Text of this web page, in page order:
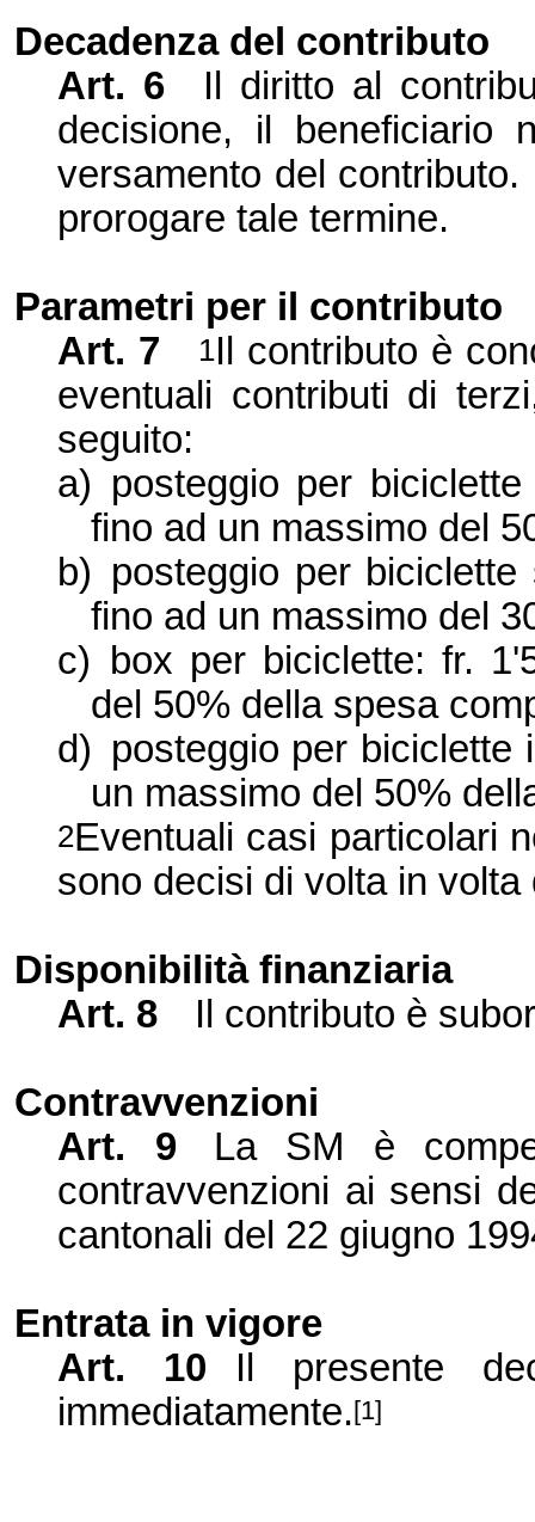
Decadenza del contributo
Art. 6
Il diritto al
decisione, il beneficiario
versamento del
prorogare tale termine.
Parametri per il contributo
Art. 7
1Il contributo è
eventuali contributi di
seguito:
a) posteggio per
fino ad un massimo del
b) posteggio per
fino ad un massimo del
c)
box per biciclette: fr.
del 50% della spesa
d) posteggio per biciclette
un massimo del 50%
2Eventuali casi particolari
sono decisi di volta in volta
Disponibilità finanziaria
Art. 8
Il contributo è
Contravvenzioni
Art. 9
La SM è
contravvenzioni ai sensi
cantonali del 22 giugno
Entrata in vigore
Art. 10
Il presente
immediatamente.[1]